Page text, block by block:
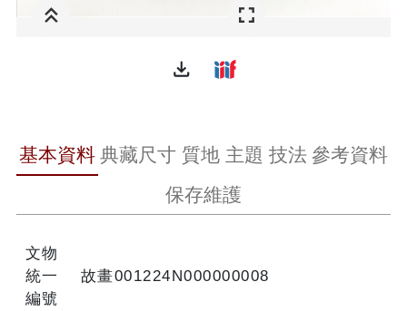
file_download
基本資料 典藏尺寸 質地 主題 技法 參考資料
保存維護
文物
統一
編號
故畫001224N000000008